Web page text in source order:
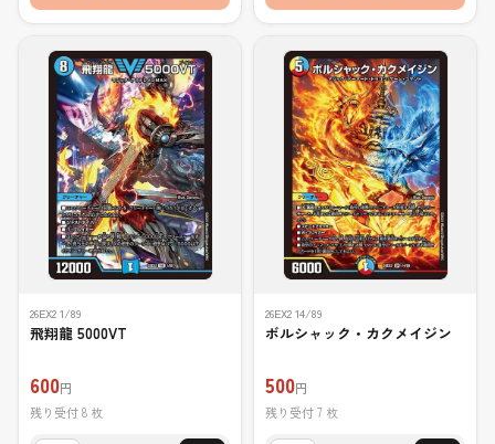
26EX2 1/89
飛翔龍 5000VT
600円
残り受付 8 枚
26EX2 14/89
ボルシャック・カクメイジン
500円
残り受付 7 枚